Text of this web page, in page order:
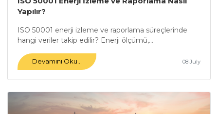
Yapılır?
ISO 50001 enerji izleme ve raporlama süreçlerinde
hangi veriler takip edilir? Enerji ölçümü,...
Devamını Oku... 08 July